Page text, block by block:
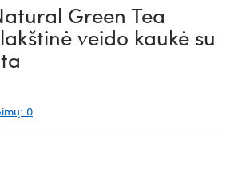
Green Tea
veido kaukė su
0